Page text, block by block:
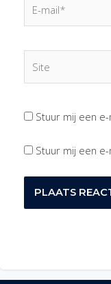
mail*
Stuur mij een
Stuur mij een